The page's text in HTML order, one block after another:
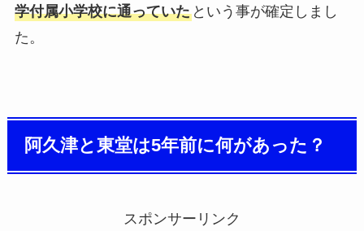
学付属小学校に通っていたという事が確定しまし
た。
阿久津と東堂は5年前に何があった？
スポンサーリンク